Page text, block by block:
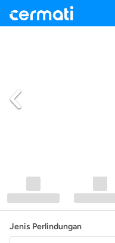
Jenis Perlindungan